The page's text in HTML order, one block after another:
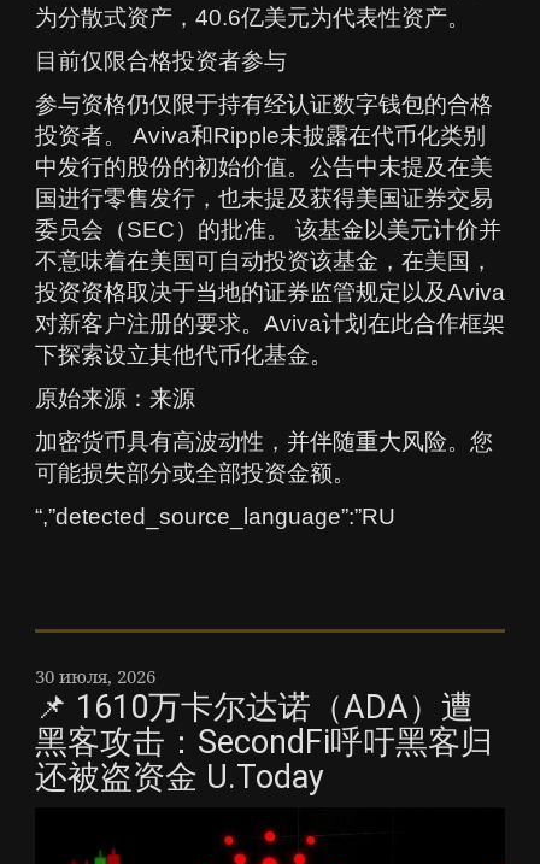
为分散式资产，40.6亿美元为代表性资产。
目前仅限合格投资者参与
参与资格仍仅限于持有经认证数字钱包的合格
投资者。 Aviva和Ripple未披露在代币化类别
中发行的股份的初始价值。公告中未提及在美
国进行零售发行，也未提及获得美国证券交易
委员会（SEC）的批准。 该基金以美元计价并
不意味着在美国可自动投资该基金，在美国，
投资资格取决于当地的证券监管规定以及Aviva
对新客户注册的要求。Aviva计划在此合作框架
下探索设立其他代币化基金。
原始来源：来源
加密货币具有高波动性，并伴随重大风险。您
可能损失部分或全部投资金额。
“,”detected_source_language”:”RU
30 июля, 2026
📌 1610万卡尔达诺（ADA）遭
黑客攻击：SecondFi呼吁黑客归
还被盗资金 U.Today